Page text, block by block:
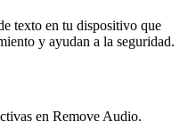
texto en tu dispositivo que
y ayudan a la seguridad.
en Remove Audio.